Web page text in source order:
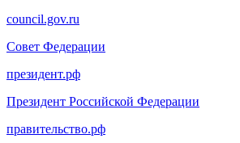
council.gov.ru
Совет Федерации
президент.рф
Президент Российской Федерации
правительство.рф